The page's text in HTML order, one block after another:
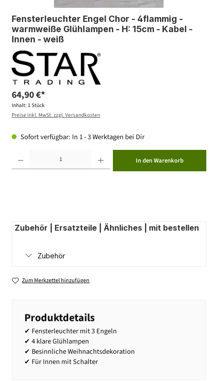
Fensterleuchter Engel Chor - 4flammig -
warmweiße Glühlampen - H: 15cm - Kabel -
Innen - weiß
64,90 €*
Inhalt: 1 Stück
Preise inkl. MwSt. zzgl. Versandkosten
Sofort verfügbar: In 1 - 3 Werktagen bei Dir
In den Warenkorb
Zubehör | Ersatzteile | Ähnliches | mit bestellen
Zubehör
Zum Merkzettel hinzufügen
Produktdetails
✔ Fensterleuchter mit 3 Engeln
✔ 4 klare Glühlampen
✔ Besinnliche Weihnachtsdekoration
✔ Für Innen mit Schalter